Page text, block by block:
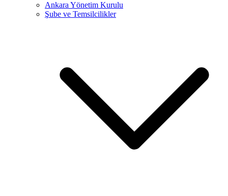
Ankara Yönetim Kurulu
Şube ve Temsilcilikler